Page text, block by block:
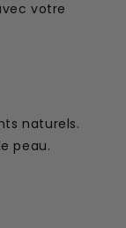
votre
naturels.
peau.